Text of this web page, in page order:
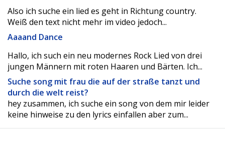
Also ich suche ein lied es geht in Richtung country.
Weiß den text nicht mehr im video jedoch...
Aaaand Dance
Hallo, ich such ein neu modernes Rock Lied von drei
jungen Männern mit roten Haaren und Bärten. Ich...
Suche song mit frau die auf der straße tanzt und
durch die welt reist?
hey zusammen, ich suche ein song von dem mir leider
keine hinweise zu den lyrics einfallen aber zum...